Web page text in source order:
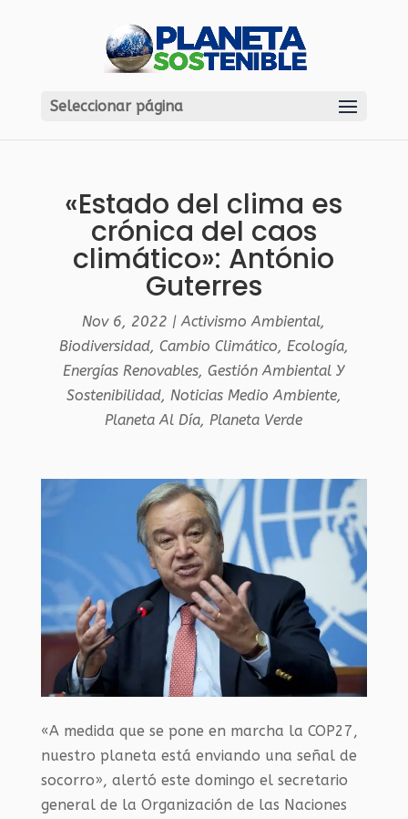
Seleccionar página
«Estado del clima es
crónica del caos
climático»: António
Guterres
Nov 6, 2022 |Activismo Ambiental,
Biodiversidad, Cambio Climático, Ecología,
Energías Renovables,Gestión Ambiental Y
Sostenibilidad, Noticias Medio Ambiente,
Planeta Al Día,Planeta Verde
«A medida que se pone en marcha la COP27,
nuestro planeta está enviando una señal de
socorro», alertó este domingo el secretario
general de la Organización de las Naciones